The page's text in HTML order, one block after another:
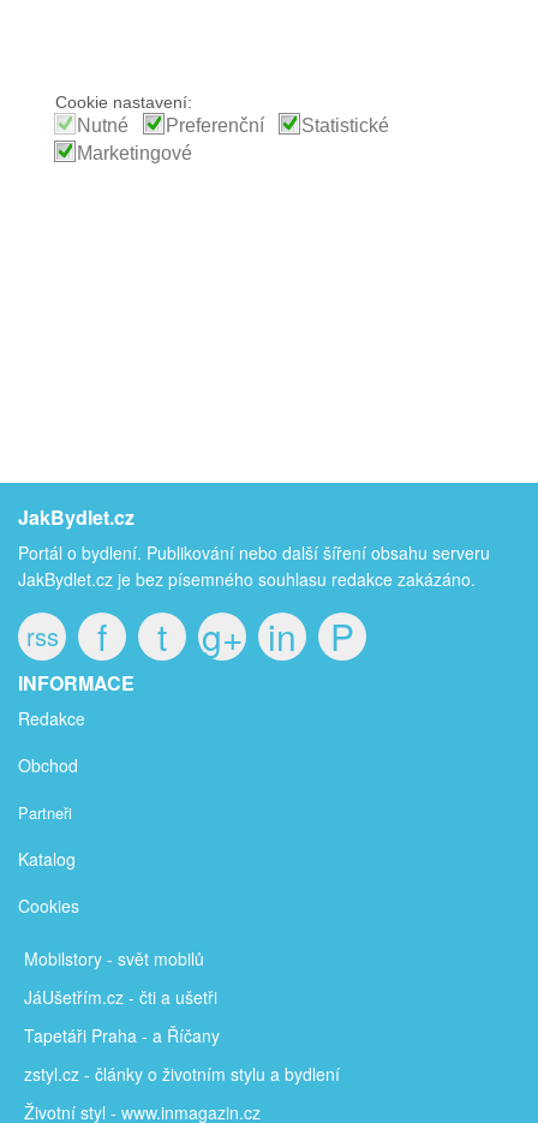
JakBydlet.cz
Portál o bydlení. Publikování nebo další šíření obsahu serveru
JakBydlet.cz je bez písemného souhlasu redakce zakázáno.
rss f t g+ in P
INFORMACE
Redakce
Obchod
Partneři
Katalog
Cookies
Mobilstory - svět mobilů
JáUšetřím.cz - čti a ušetři
Tapetáři Praha - a Říčany
zstyl.cz - články o životním stylu a bydlení
Životní styl - www.inmagazin.cz
Cookie nastavení:
Nutné Preferenční
Statistické
Marketingové